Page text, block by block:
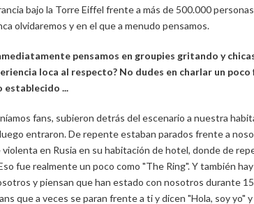
bajo la Torre Eiffel frente a más de 500.000
olvidaremos y en el que a menudo pensamos.
pensamos en groupies gritando y
loca al respecto? No dudes en charlar un poco
establecido ...
fans, subieron detrás del escenario a nuestra
entraron. De repente estaban parados frente a
en Rusia en su habitación de hotel, donde de
fue realmente un poco como "The Ring". Y también
y piensan que han estado con nosotros durante
que a veces se paran frente a ti y dicen "Hola, soy yo" y